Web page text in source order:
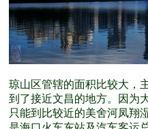
琼山区管辖的面积比较大，
到了接近文昌的地方。因为
只能到比较近的美舍河凤翔